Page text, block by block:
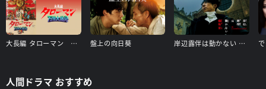
大長編 タローマン 万博大爆発（本編）＋【配信限定】山口一郎登壇舞台挨拶（タローマン付き） 特典映像付き 盤上の向日葵 岸辺露伴は動かない 懺悔室
人間ドラマ おすすめ